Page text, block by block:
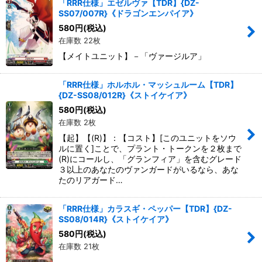
「RRR仕様」エゼルヴァ【TDR】{DZ-
SS07/007R}《ドラゴンエンパイア》
580円(税込)
在庫数 22枚
【メイトユニット】－「ヴァージルア」
「RRR仕様」ホルホル・マッシュルーム【TDR】
{DZ-SS08/012R}《ストイケイア》
580円(税込)
在庫数 2枚
【起】【(R)】：【コスト】[このユニットをソウ
ルに置く]ことで、プラント・トークンを２枚まで
(R)にコールし、「グランフィア」を含むグレード
３以上のあなたのヴァンガードがいるなら、あな
たのリアガード…
「RRR仕様」カラスギ・ペッパー【TDR】{DZ-
SS08/014R}《ストイケイア》
580円(税込)
在庫数 21枚